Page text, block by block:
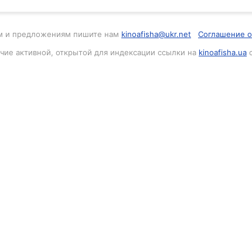
и предложениям пишите нам kinoafisha@ukr.net
Соглашение
активной, открытой для индексации ссылки на kinoafisha.ua